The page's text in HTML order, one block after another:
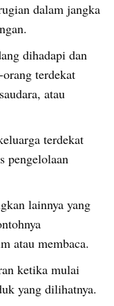
dalam jangka
dihadapi dan
terdekat
atau
terdekat
pengelolaan
lainnya yang
atau membaca.
ketika mulai
yang dilihatnya.